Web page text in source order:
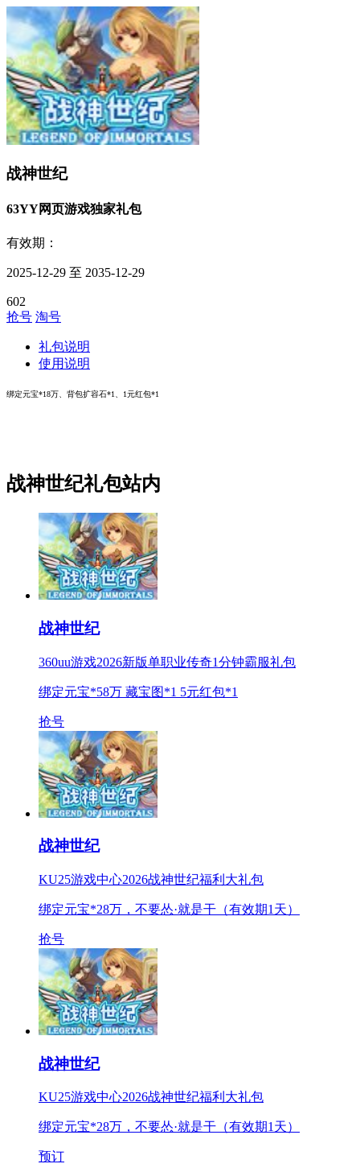
战神世纪
63YY网页游戏独家礼包
有效期：
2025-12-29 至 2035-12-29
602
抢号 淘号
礼包说明
使用说明
绑定元宝*18万、背包扩容石*1、1元红包*1
战神世纪礼包站内
战神世纪
360uu游戏2026新版单职业传奇1分钟霸服礼包
绑定元宝*58万 藏宝图*1 5元红包*1
抢号
战神世纪
KU25游戏中心2026战神世纪福利大礼包
绑定元宝*28万，不要怂·就是干（有效期1天）
抢号
战神世纪
KU25游戏中心2026战神世纪福利大礼包
绑定元宝*28万，不要怂·就是干（有效期1天）
预订